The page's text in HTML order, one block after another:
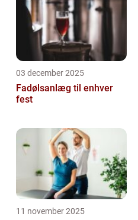
03 december 2025
Fadølsanlæg til enhver
fest
11 november 2025